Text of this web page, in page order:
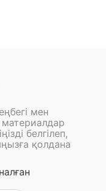
мен
материалдар
белгілеп,
қолдана